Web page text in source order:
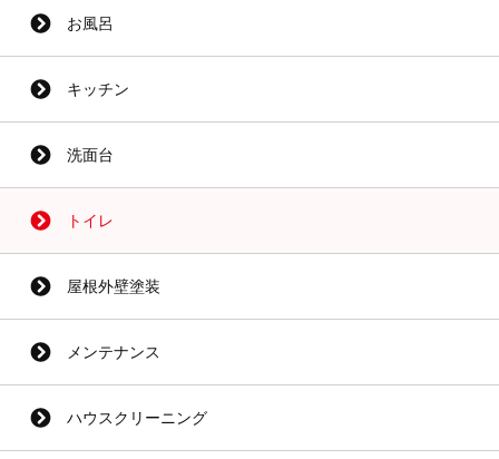
お風呂
キッチン
洗面台
トイレ
屋根外壁塗装
メンテナンス
ハウスクリーニング